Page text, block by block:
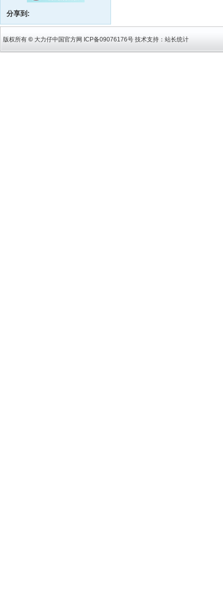
分享到:
版权所有 © 大力仔中国官方网 ICP备09076176号 技术支持： 站长统计